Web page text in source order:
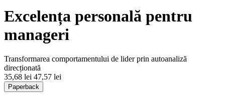
Excelența personală pentru
manageri
Transformarea comportamentului de lider prin autoanaliză
direcționată
35,68 lei 47,57 lei
Paperback